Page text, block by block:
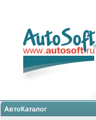
АвтоКаталог